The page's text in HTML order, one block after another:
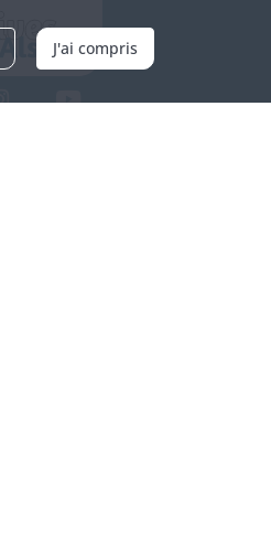
J'ai compris